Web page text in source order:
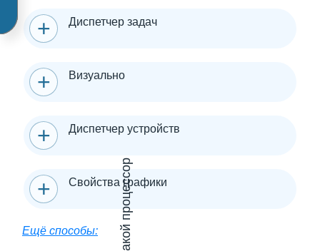
Диспетчер задач
Визуально
Диспетчер устройств
Свойства графики
Ещё способы: